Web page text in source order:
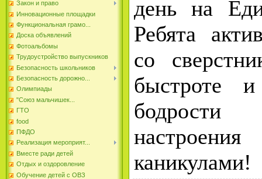
Закон и право
Инновационные площадки
Функциональная грамо...
Доска объявлений
Фотоальбомы
Трудоустройство выпускников
Безопасность школьников
Безопасность дорожно...
Олимпиады
"Союз мальчишек...
ГТО
food
ПФДО
Реализация мероприят...
Вместе ради детей
Отдых и оздоровление
Обучение детей с ОВЗ
день на
Ребята
со
быстроте
каникулами!